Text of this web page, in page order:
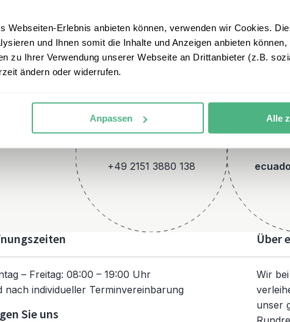
Webseiten-Erlebnis anbieten können, verwenden wir Cookies.
und Ihnen somit die Inhalte und Anzeigen anbieten
zu Ihrer Verwendung unserer Webseite an Drittanbieter (z.B.
ändern oder widerrufen.
Anpassen Alle
Telefon
+49 2151 3880 138
– Freitag: 08:00 – 19:00 Uhr
nach individueller Terminvereinbarung
Sie uns
Über
Wir
unser